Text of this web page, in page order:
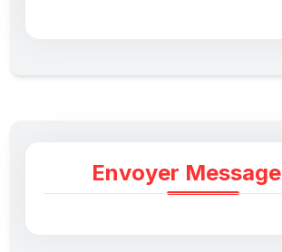
Envoyer Message